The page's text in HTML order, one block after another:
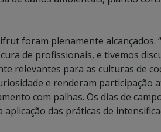
foram plenamente alcançados.
de profissionais, e tivemos
relevantes para as culturas de
e renderam participação
com palhas. Os dias de
das práticas de